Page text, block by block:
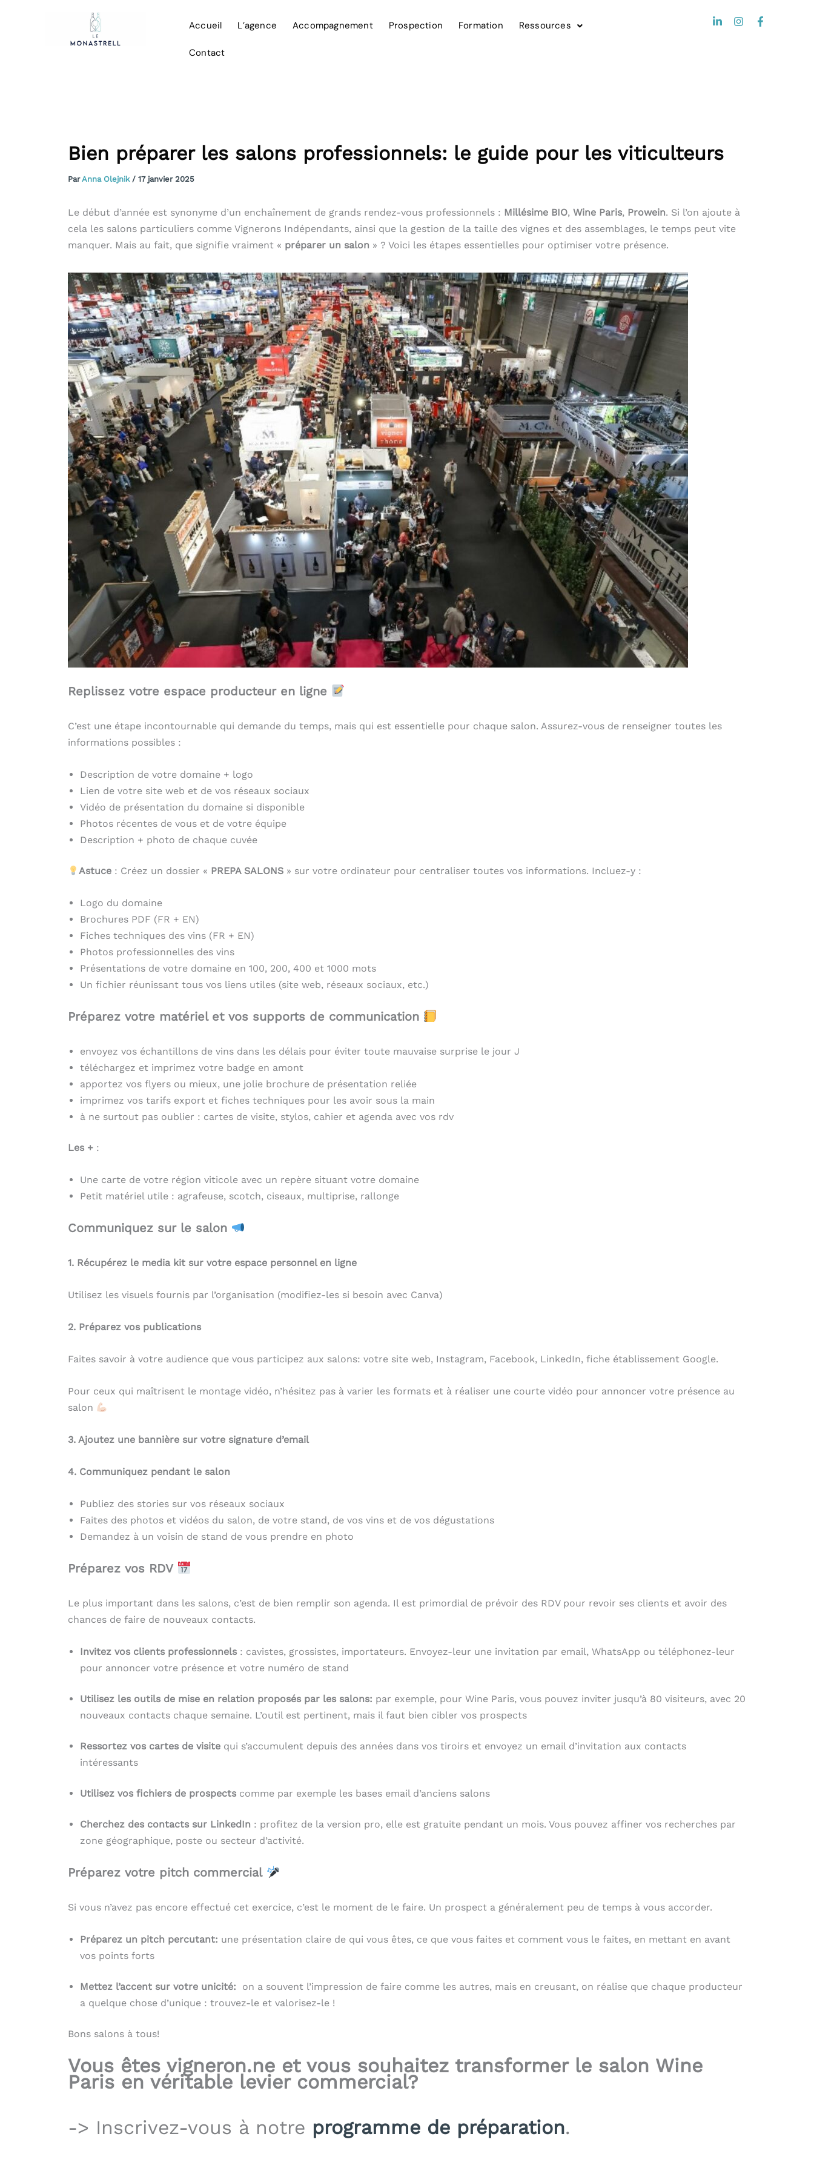
Accueil L’agence Accompagnement Prospection Formation Ressources
Contact
L
i
I
n
F
a
Bien préparer les salons professionnels: le guide pour les viticulteurs
ParAnna Olejnik / 17 janvier 2025
Le début d’année est synonyme d’un enchaînement de grands rendez-vous professionnels : Millésime BIO, Wine Paris, Prowein. Si l’on ajoute à
cela les salons particuliers comme Vignerons Indépendants, ainsi que la gestion de la taille des vignes et des assemblages, le temps peut vite
manquer. Mais au fait, que signifie vraiment « préparer un salon » ? Voici les étapes essentielles pour optimiser votre présence.
Replissez votre espace producteur en ligne
C’est une étape incontournable qui demande du temps, mais qui est essentielle pour chaque salon. Assurez-vous de renseigner toutes les
informations possibles :
Description de votre domaine + logo
Lien de votre site web et de vos réseaux sociaux
Vidéo de présentation du domaine si disponible
Photos récentes de vous et de votre équipe
Description + photo de chaque cuvée
Astuce : Créez un dossier « PREPA SALONS » sur votre ordinateur pour centraliser toutes vos informations. Incluez-y :
Logo du domaine
Brochures PDF (FR + EN)
Fiches techniques des vins (FR + EN)
Photos professionnelles des vins
Présentations de votre domaine en 100, 200, 400 et 1000 mots
Un fichier réunissant tous vos liens utiles (site web, réseaux sociaux, etc.)
Préparez votre matériel et vos supports de communication
envoyez vos échantillons de vins dans les délais pour éviter toute mauvaise surprise le jour J
téléchargez et imprimez votre badge en amont
apportez vos flyers ou mieux, une jolie brochure de présentation reliée
imprimez vos tarifs export et fiches techniques pour les avoir sous la main
à ne surtout pas oublier : cartes de visite, stylos, cahier et agenda avec vos rdv
Les + :
Une carte de votre région viticole avec un repère situant votre domaine
Petit matériel utile : agrafeuse, scotch, ciseaux, multiprise, rallonge
Communiquez sur le salon
1. Récupérez le media kit sur votre espace personnel en ligne
Utilisez les visuels fournis par l’organisation (modifiez-les si besoin avec Canva)
2. Préparez vos publications
Faites savoir à votre audience que vous participez aux salons: votre site web, Instagram, Facebook, LinkedIn, fiche établissement Google.
Pour ceux qui maîtrisent le montage vidéo, n’hésitez pas à varier les formats et à réaliser une courte vidéo pour annoncer votre présence au
salon
3. Ajoutez une bannière sur votre signature d’email
4. Communiquez pendant le salon
Publiez des stories sur vos réseaux sociaux
Faites des photos et vidéos du salon, de votre stand, de vos vins et de vos dégustations
Demandez à un voisin de stand de vous prendre en photo
Préparez vos RDV
Le plus important dans les salons, c’est de bien remplir son agenda. Il est primordial de prévoir des RDV pour revoir ses clients et avoir des
chances de faire de nouveaux contacts.
Invitez vos clients professionnels : cavistes, grossistes, importateurs. Envoyez-leur une invitation par email, WhatsApp ou téléphonez-leur
pour annoncer votre présence et votre numéro de stand
Utilisez les outils de mise en relation proposés par les salons: par exemple, pour Wine Paris, vous pouvez inviter jusqu’à 80 visiteurs, avec 20
nouveaux contacts chaque semaine. L’outil est pertinent, mais il faut bien cibler vos prospects
Ressortez vos cartes de visite qui s’accumulent depuis des années dans vos tiroirs et envoyez un email d’invitation aux contacts
intéressants
Utilisez vos fichiers de prospects comme par exemple les bases email d’anciens salons
Cherchez des contacts sur LinkedIn : profitez de la version pro, elle est gratuite pendant un mois. Vous pouvez affiner vos recherches par
zone géographique, poste ou secteur d’activité.
Préparez votre pitch commercial
Si vous n’avez pas encore effectué cet exercice, c’est le moment de le faire. Un prospect a généralement peu de temps à vous accorder.
Préparez un pitch percutant: une présentation claire de qui vous êtes, ce que vous faites et comment vous le faites, en mettant en avant
vos points forts
Mettez l’accent sur votre unicité:
on a souvent l’impression de faire comme les autres, mais en creusant, on réalise que chaque producteur
a quelque chose d’unique : trouvez-le et valorisez-le !
Bons salons à tous!
Vous êtes vigneron.ne et vous souhaitez transformer le salon Wine
Paris en véritable levier commercial?
-> Inscrivez-vous à notre programme de préparation.